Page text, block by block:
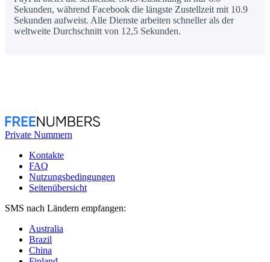
Sekunden, während Facebook die längste Zustellzeit mit 10.9
Sekunden aufweist. Alle Dienste arbeiten schneller als der
weltweite Durchschnitt von 12,5 Sekunden.
Private Nummern
Kontakte
FAQ
Nutzungsbedingungen
Seitenübersicht
SMS nach Ländern empfangen:
Australia
Brazil
China